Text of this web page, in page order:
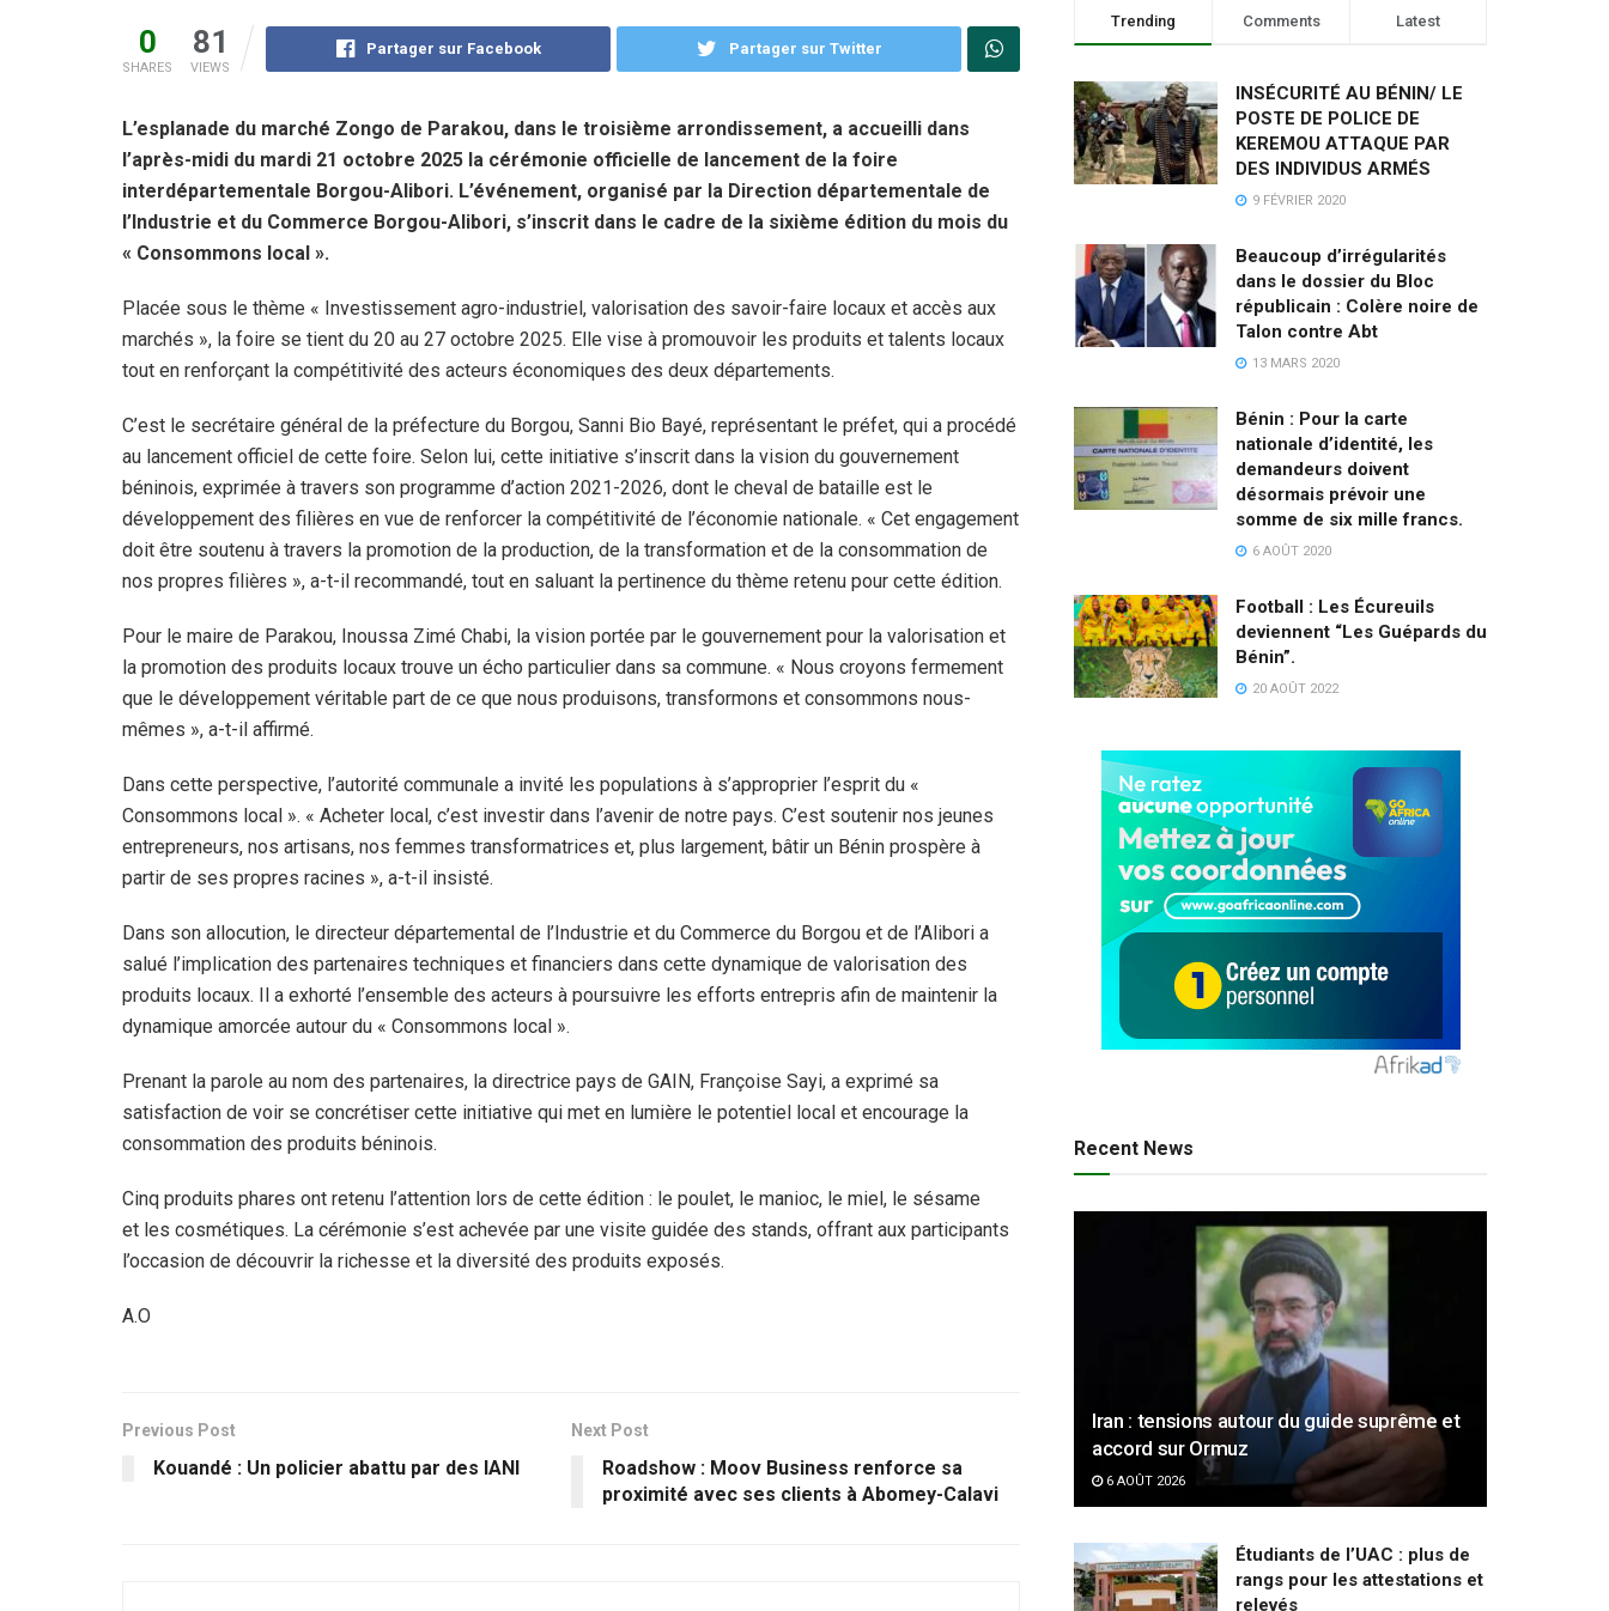
0
SHARES
81
VIEWS
Partager sur Facebook Partager sur Twitter
L’esplanade du marché Zongo de Parakou, dans le troisième arrondissement, a accueilli dans
l’après-midi du mardi 21 octobre 2025 la cérémonie officielle de lancement de la foire
interdépartementale Borgou-Alibori. L’événement, organisé par la Direction départementale de
l’Industrie et du Commerce Borgou-Alibori, s’inscrit dans le cadre de la sixième édition du mois du
« Consommons local ».
Placée sous le thème « Investissement agro-industriel, valorisation des savoir-faire locaux et accès aux
marchés », la foire se tient du 20 au 27 octobre 2025. Elle vise à promouvoir les produits et talents locaux
tout en renforçant la compétitivité des acteurs économiques des deux départements.
C’est le secrétaire général de la préfecture du Borgou, Sanni Bio Bayé, représentant le préfet, qui a procédé
au lancement officiel de cette foire. Selon lui, cette initiative s’inscrit dans la vision du gouvernement
béninois, exprimée à travers son programme d’action 2021-2026, dont le cheval de bataille est le
développement des filières en vue de renforcer la compétitivité de l’économie nationale. « Cet engagement
doit être soutenu à travers la promotion de la production, de la transformation et de la consommation de
nos propres filières », a-t-il recommandé, tout en saluant la pertinence du thème retenu pour cette édition.
Pour le maire de Parakou, Inoussa Zimé Chabi, la vision portée par le gouvernement pour la valorisation et
la promotion des produits locaux trouve un écho particulier dans sa commune. « Nous croyons fermement
que le développement véritable part de ce que nous produisons, transformons et consommons nous-
mêmes », a-t-il affirmé.
Dans cette perspective, l’autorité communale a invité les populations à s’approprier l’esprit du «
Consommons local ». « Acheter local, c’est investir dans l’avenir de notre pays. C’est soutenir nos jeunes
entrepreneurs, nos artisans, nos femmes transformatrices et, plus largement, bâtir un Bénin prospère à
partir de ses propres racines », a-t-il insisté.
Dans son allocution, le directeur départemental de l’Industrie et du Commerce du Borgou et de l’Alibori a
salué l’implication des partenaires techniques et financiers dans cette dynamique de valorisation des
produits locaux. Il a exhorté l’ensemble des acteurs à poursuivre les efforts entrepris afin de maintenir la
dynamique amorcée autour du « Consommons local ».
Prenant la parole au nom des partenaires, la directrice pays de GAIN, Françoise Sayi, a exprimé sa
satisfaction de voir se concrétiser cette initiative qui met en lumière le potentiel local et encourage la
consommation des produits béninois.
Cinq produits phares ont retenu l’attention lors de cette édition : le poulet, le manioc, le miel, le sésame
et les cosmétiques. La cérémonie s’est achevée par une visite guidée des stands, offrant aux participants
l’occasion de découvrir la richesse et la diversité des produits exposés.
A.O
Previous Post
Kouandé : Un policier abattu par des IANI
Next Post
Roadshow : Moov Business renforce sa
proximité avec ses clients à Abomey-Calavi
Trending Comments Latest
INSÉCURITÉ AU BÉNIN/ LE
POSTE DE POLICE DE
KEREMOU ATTAQUE PAR
DES INDIVIDUS ARMÉS
9 FÉVRIER 2020
Beaucoup d’irrégularités
dans le dossier du Bloc
républicain : Colère noire de
Talon contre Abt
13 MARS 2020
Bénin : Pour la carte
nationale d’identité, les
demandeurs doivent
désormais prévoir une
somme de six mille francs.
6 AOÛT 2020
Football : Les Écureuils
deviennent “Les Guépards du
Bénin”.
20 AOÛT 2022
Recent News
Iran : tensions autour du guide suprême et
accord sur Ormuz
6 AOÛT 2026
Étudiants de l’UAC : plus de
rangs pour les attestations et
relevés